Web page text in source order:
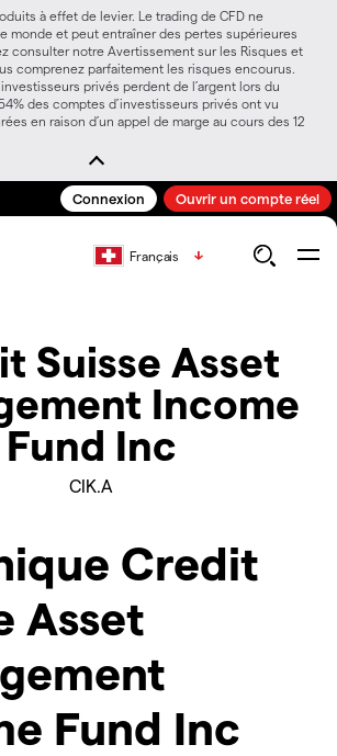
à effet de levier. Le trading de CFD ne
monde et peut entraîner des pertes supérieures
consulter notre Avertissement sur les Risques et
comprenez parfaitement les risques encourus.
privés perdent de l’argent lors du
des comptes d’investisseurs privés ont vu
en raison d’un appel de marge au cours des 12
Connexion Ouvrir un compte réel
Français
Suisse Asset
Income
Fund Inc
CIK.A
Credit
Asset
Fund Inc